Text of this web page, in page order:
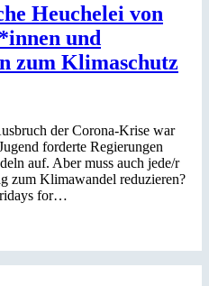
Heuchelei von
und
zum Klimaschutz
der Corona-Krise war
forderte Regierungen
auf. Aber muss auch jede/r
zum Klimawandel reduzieren?
for…